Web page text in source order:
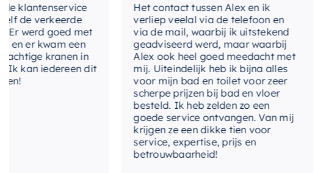
verkeerde
goed met
er kwam een
kranen in
iedereen dit
Het contact tussen Alex en ik
verliep veelal via de telefoon en
via de mail, waarbij ik uitstekend
geadviseerd werd, maar waarbij
Alex ook heel goed meedacht met
mij. Uiteindelijk heb ik bijna alles
voor mijn bad en toilet voor zeer
scherpe prijzen bij bad en vloer
besteld. Ik heb zelden zo een
goede service ontvangen. Van mij
krijgen ze een dikke tien voor
service, expertise, prijs en
betrouwbaarheid!